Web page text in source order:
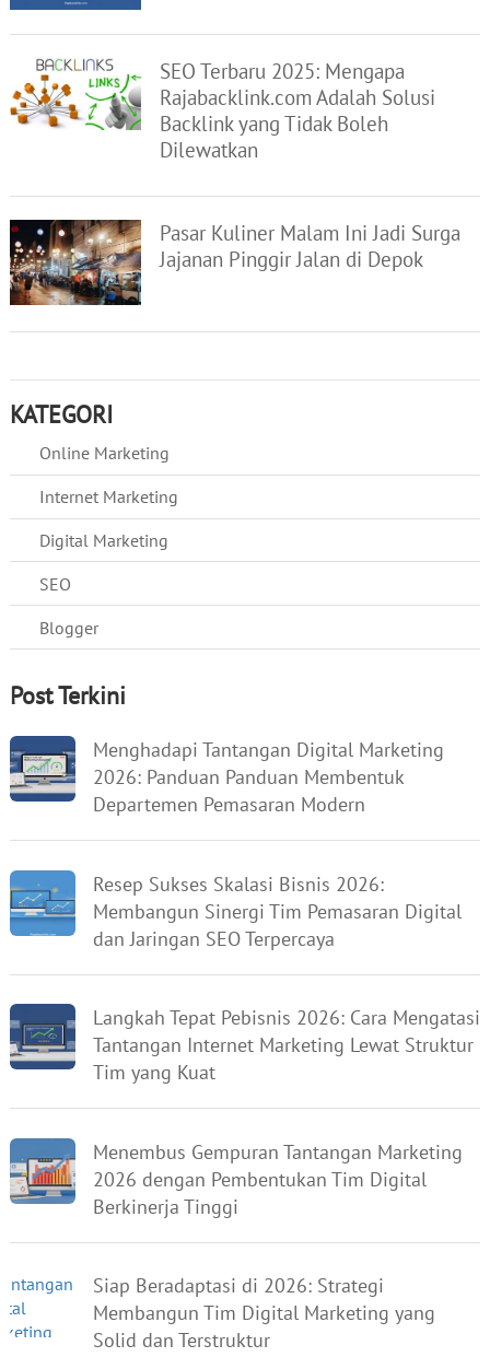
SEO Terbaru 2025: Mengapa
Rajabacklink.com Adalah Solusi
Backlink yang Tidak Boleh
Dilewatkan
Pasar Kuliner Malam Ini Jadi Surga
Jajanan Pinggir Jalan di Depok
KATEGORI
Online Marketing
Internet Marketing
Digital Marketing
SEO
Blogger
Post Terkini
Menghadapi Tantangan Digital Marketing
2026: Panduan Panduan Membentuk
Departemen Pemasaran Modern
Resep Sukses Skalasi Bisnis 2026:
Membangun Sinergi Tim Pemasaran Digital
dan Jaringan SEO Terpercaya
Langkah Tepat Pebisnis 2026: Cara Mengatasi
Tantangan Internet Marketing Lewat Struktur
Tim yang Kuat
Menembus Gempuran Tantangan Marketing
2026 dengan Pembentukan Tim Digital
Berkinerja Tinggi
Siap Beradaptasi di 2026: Strategi
Membangun Tim Digital Marketing yang
Solid dan Terstruktur